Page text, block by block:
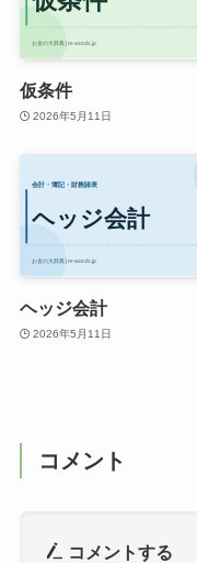
仮条件
2026年5月11日
ヘッジ会計
2026年5月11日
コメント
コメントする